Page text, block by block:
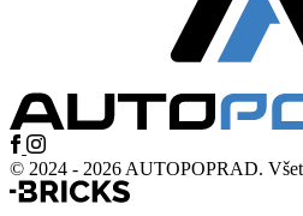
© 2024 - 2026 AUTOPOPRAD.